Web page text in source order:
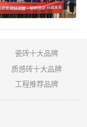
瓷砖十大品牌
质感砖十大品牌
工程推荐品牌